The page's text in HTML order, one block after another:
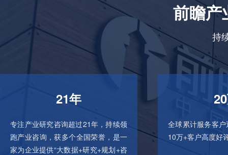
前瞻产
持
21年
专注产业研究咨询超过21年，持续领
跑产业咨询，获多个全国荣誉，是一
家为企业提供“大数据+研究+规划+咨
全球累计服务客
10万+客户高度好